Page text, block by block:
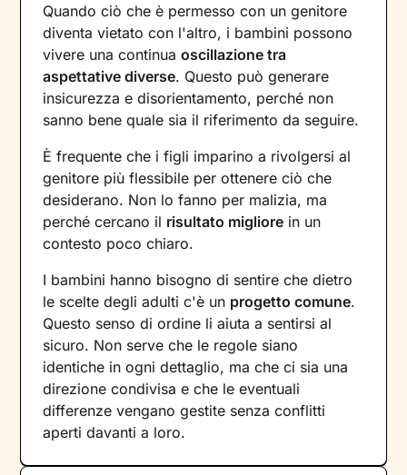
Quando ciò che è permesso con un genitore
diventa vietato con l'altro, i bambini possono
vivere una continuaoscillazione tra
aspettative diverse. Questo può generare
insicurezza e disorientamento, perché non
sanno bene quale sia il riferimento da seguire.
È frequente che i figli imparino a rivolgersi al
genitore più flessibile per ottenere ciò che
desiderano. Non lo fanno per malizia, ma
perché cercano il risultato migliore in un
contesto poco chiaro.
I bambini hanno bisogno di sentire che dietro
le scelte degli adulti c'è un progetto comune.
Questo senso di ordine li aiuta a sentirsi al
sicuro. Non serve che le regole siano
identiche in ogni dettaglio, ma che ci sia una
direzione condivisa e che le eventuali
differenze vengano gestite senza conflitti
aperti davanti a loro.